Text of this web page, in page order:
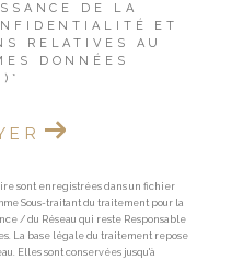
DE LA
ET
RELATIVES AU
DONNÉES
sont enregistrées dans un fichier
Sous-traitant du traitement pour la
/ du Réseau qui reste Responsable
La base légale du traitement repose
Elles sont conservées jusqu'à